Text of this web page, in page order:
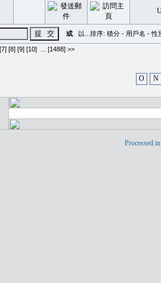
或 以...排序: 積分 - 用戶名 -性
[7] [8] [9] [10] [1488] >>
O N
Processed